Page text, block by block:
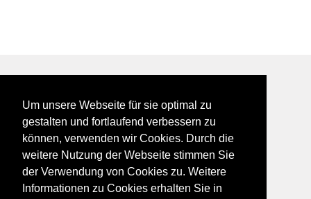
Um unsere Webseite für sie optimal zu
gestalten und fortlaufend verbessern zu
können, verwenden wir Cookies. Durch die
weitere Nutzung der Webseite stimmen Sie
der Verwendung von Cookies zu. Weitere
Informationen zu Cookies erhalten Sie in
BEI GALFES - hier wird man getroffen
impressum
datenschutz
disclaimer